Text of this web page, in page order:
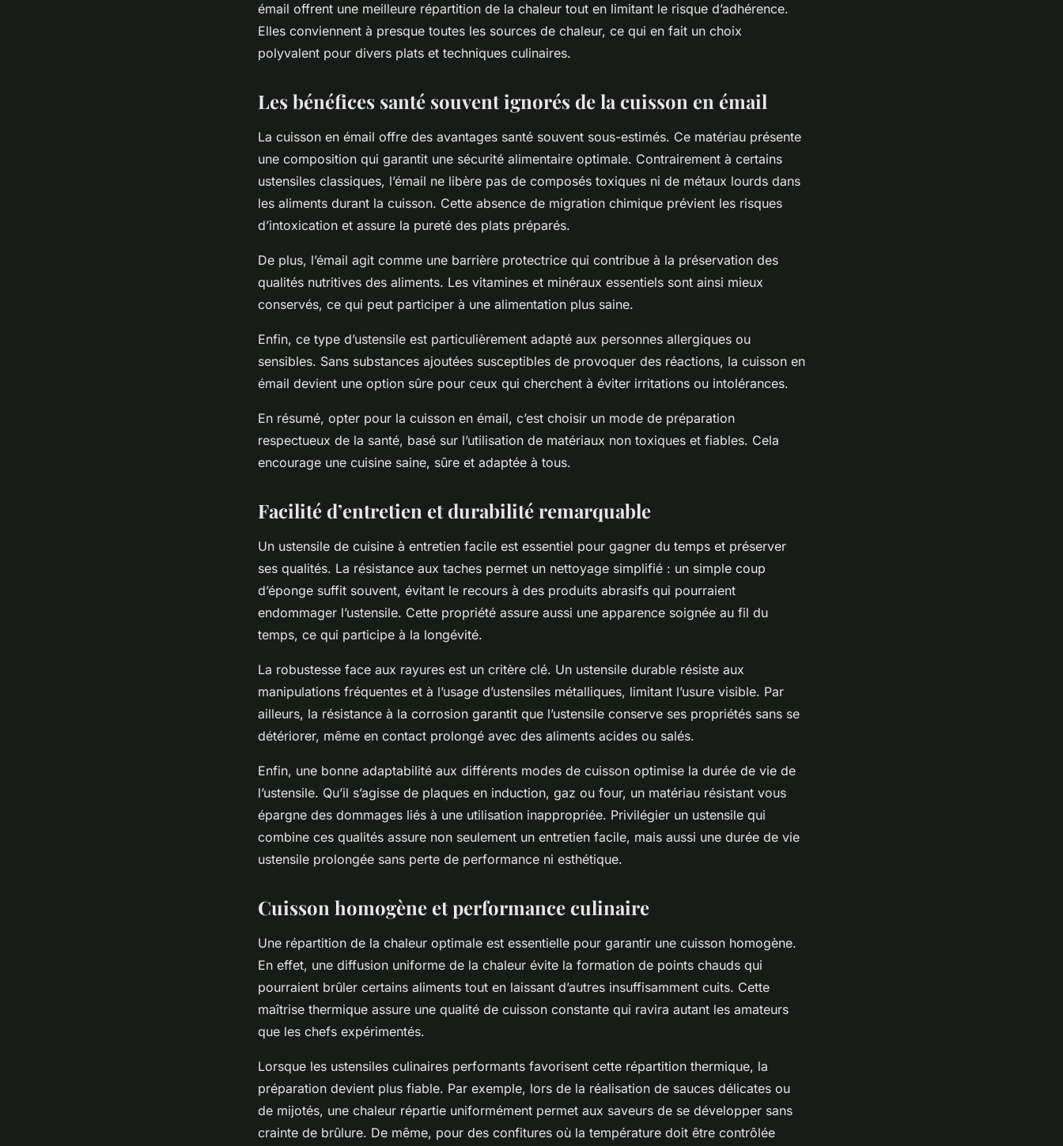
émail offrent une meilleure répartition de la chaleur tout en limitant le risque d’adhérence.
Elles conviennent à presque toutes les sources de chaleur, ce qui en fait un choix
polyvalent pour divers plats et techniques culinaires.
Les bénéfices santé souvent ignorés de la cuisson en émail
La cuisson en émail offre des avantages santé souvent sous-estimés. Ce matériau présente
une composition qui garantit une sécurité alimentaire optimale. Contrairement à certains
ustensiles classiques, l’émail ne libère pas de composés toxiques ni de métaux lourds dans
les aliments durant la cuisson. Cette absence de migration chimique prévient les risques
d’intoxication et assure la pureté des plats préparés.
De plus, l’émail agit comme une barrière protectrice qui contribue à la préservation des
qualités nutritives des aliments. Les vitamines et minéraux essentiels sont ainsi mieux
conservés, ce qui peut participer à une alimentation plus saine.
Enfin, ce type d’ustensile est particulièrement adapté aux personnes allergiques ou
sensibles. Sans substances ajoutées susceptibles de provoquer des réactions, la cuisson en
émail devient une option sûre pour ceux qui cherchent à éviter irritations ou intolérances.
En résumé, opter pour la cuisson en émail, c’est choisir un mode de préparation
respectueux de la santé, basé sur l’utilisation de matériaux non toxiques et fiables. Cela
encourage une cuisine saine, sûre et adaptée à tous.
Facilité d’entretien et durabilité remarquable
Un ustensile de cuisine à entretien facile est essentiel pour gagner du temps et préserver
ses qualités. La résistance aux taches permet un nettoyage simplifié : un simple coup
d’éponge suffit souvent, évitant le recours à des produits abrasifs qui pourraient
endommager l’ustensile. Cette propriété assure aussi une apparence soignée au fil du
temps, ce qui participe à la longévité.
La robustesse face aux rayures est un critère clé. Un ustensile durable résiste aux
manipulations fréquentes et à l’usage d’ustensiles métalliques, limitant l’usure visible. Par
ailleurs, la résistance à la corrosion garantit que l’ustensile conserve ses propriétés sans se
détériorer, même en contact prolongé avec des aliments acides ou salés.
Enfin, une bonne adaptabilité aux différents modes de cuisson optimise la durée de vie de
l’ustensile. Qu’il s’agisse de plaques en induction, gaz ou four, un matériau résistant vous
épargne des dommages liés à une utilisation inappropriée. Privilégier un ustensile qui
combine ces qualités assure non seulement un entretien facile, mais aussi une durée de vie
ustensile prolongée sans perte de performance ni esthétique.
Cuisson homogène et performance culinaire
Une répartition de la chaleur optimale est essentielle pour garantir une cuisson homogène.
En effet, une diffusion uniforme de la chaleur évite la formation de points chauds qui
pourraient brûler certains aliments tout en laissant d’autres insuffisamment cuits. Cette
maîtrise thermique assure une qualité de cuisson constante qui ravira autant les amateurs
que les chefs expérimentés.
Lorsque les ustensiles culinaires performants favorisent cette répartition thermique, la
préparation devient plus fiable. Par exemple, lors de la réalisation de sauces délicates ou
de mijotés, une chaleur répartie uniformément permet aux saveurs de se développer sans
crainte de brûlure. De même, pour des confitures où la température doit être contrôlée